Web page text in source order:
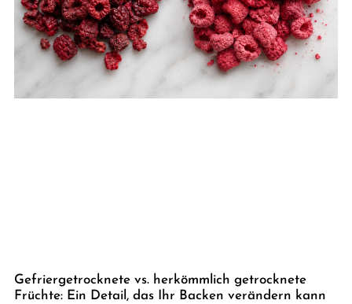
Gefriergetrocknete vs. herkömmlich getrocknete
Früchte: Ein Detail, das Ihr Backen verändern kann